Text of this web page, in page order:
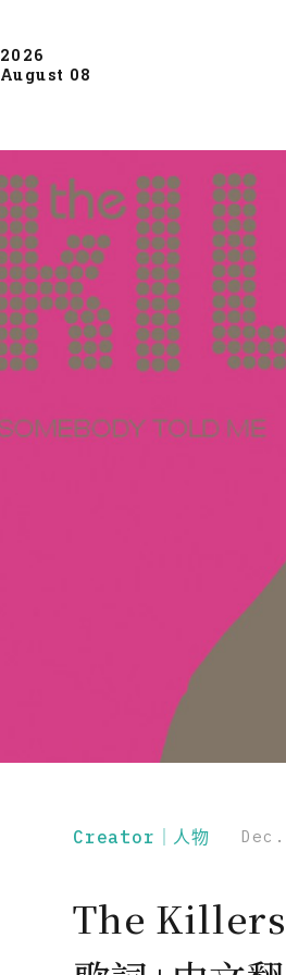
2026
August 08
Creator｜人物
The